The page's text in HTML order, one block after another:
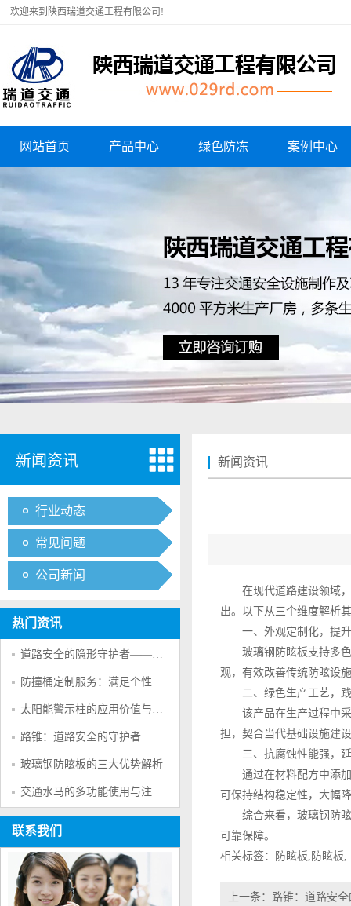
欢迎来到陕西瑞道交通工程有限公司!
网站首页 产品中心 绿色防冻 案例中心
新闻资讯
行业动态
常见问题
公司新闻
热门资讯
道路安全的隐形守护者——防撞桶的多重防护作用
防撞桶定制服务：满足个性化交通安全需求的创新方案
太阳能警示柱的应用价值与产品特点
路锥：道路安全的守护者
玻璃钢防眩板的三大优势解析
交通水马的多功能使用与注意事项
联系我们
新闻资讯
在现代道路建设领域，
出。以下从三个维度解析
一、外观定制化，提升
玻璃钢防眩板支持多
观，有效改善传统防眩设
二、绿色生产工艺，践
该产品在生产过程中采
担，契合当代基础设施建
三、抗腐蚀性能强，延
通过在材料配方中添加
可保持结构稳定性，大幅
综合来看， 玻璃钢防
可靠保障。
相关标签：
防眩板, 防眩板,
上一条： 路锥：道路安